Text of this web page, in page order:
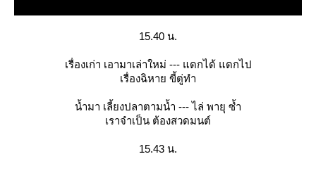
15.40 น.
เรื่องเก่า เอามาเล่าใหม่ --- แดกได้ แดกไป
เรื่องฉิหาย ขี้ตู่ทำ
น้ำมา เลี้ยงปลาตามน้ำ --- ไล่ พายุ ซ้ำ
เราจำเป็น ต้องสวดมนต์
15.43 น.